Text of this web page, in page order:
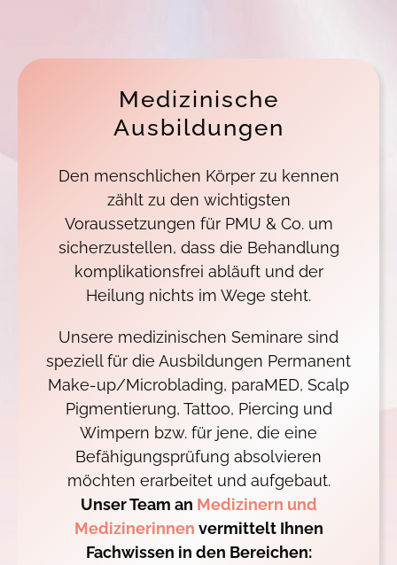
Medizinische
Ausbildungen
Den menschlichen Körper zu kennen
zählt zu den wichtigsten
Voraussetzungen für PMU & Co. um
sicherzustellen, dass die Behandlung
komplikationsfrei abläuft und der
Heilung nichts im Wege steht.
Unsere medizinischen Seminare sind
speziell für die Ausbildungen Permanent
Make-up/Microblading, paraMED, Scalp
Pigmentierung, Tattoo, Piercing und
Wimpern bzw. für jene, die eine
Befähigungsprüfung absolvieren
möchten erarbeitet und aufgebaut.
Unser Team an Medizinern und
Medizinerinnen vermittelt Ihnen
Fachwissen in den Bereichen: